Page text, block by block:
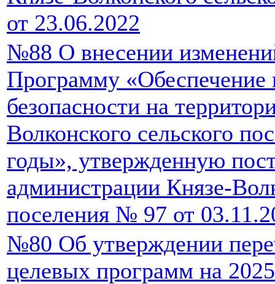
от 23.06.2022
№88 О внесении
Программу «Обеспечение
безопасности на
Волконского сельского
годы», утвержденную
администрации Князе-
поселения № 97 от
№80 Об утверждении
целевых программ на